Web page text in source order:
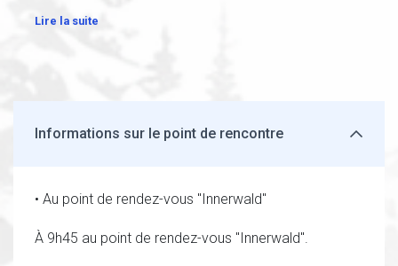
Lire la suite
Informations sur le point de rencontre
• Au point de rendez-vous "Innerwald"
À 9h45 au point de rendez-vous "Innerwald".